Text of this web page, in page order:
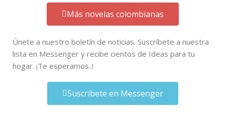
Más novelas colombianas
Únete a nuestro boletín de noticias. Suscríbete a nuestra
lista en Messenger y recibe cientos de Ideas para tu
hogar. ¡Te esperamos..!
Suscríbete en Messenger